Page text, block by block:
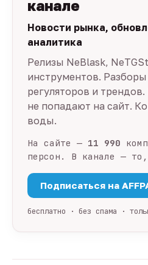
канале
Новости рынка,
аналитика
Релизы NeBlask,
инструментов.
регуляторов и
не попадают на сайт.
воды.
На сайте — 11 990
персон. В канале —
Подписаться на
бесплатно · без спама ·